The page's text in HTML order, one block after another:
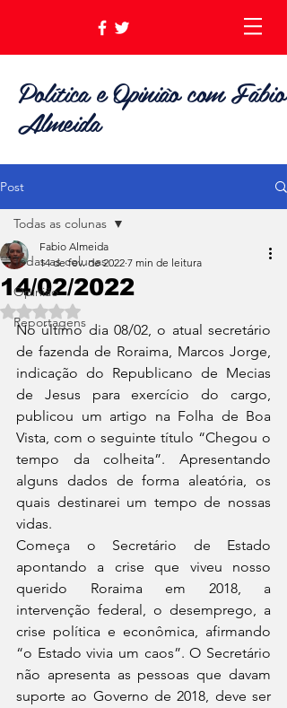
Política e Opinião com Fábio
Almeida
Post
Todas as colunas
Opinião
Reportagens
Todas as colunas
14/02/2022
Fabio Almeida
14 de fev. de 2022 7 min de leitura
Avaliado com NaN de 5 estrelas.
No último dia 08/02, o atual secretário
de fazenda de Roraima, Marcos Jorge,
indicação do Republicano de Mecias
de Jesus para exercício do cargo,
publicou um artigo na Folha de Boa
Vista, com o seguinte título “Chegou o
tempo da colheita”. Apresentando
alguns dados de forma aleatória, os
quais destinarei um tempo de nossas
vidas.
Começa o Secretário de Estado
apontando a crise que viveu nosso
querido Roraima em 2018, a
intervenção federal, o desemprego, a
crise política e econômica, afirmando
“o Estado vivia um caos”. O Secretário
não apresenta as pessoas que davam
suporte ao Governo de 2018, deve ser